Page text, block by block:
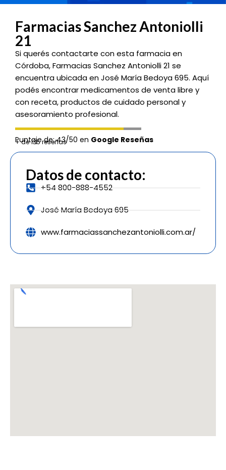
Farmacias Sanchez Antoniolli
21
Si querés contactarte con esta farmacia en
Córdoba, Farmacias Sanchez Antoniolli 21 se
encuentra ubicada en José María Bedoya 695. Aquí
podés encontrar medicamentos de venta libre y
con receta, productos de cuidado personal y
asesoramiento profesional.
Puntaje de: 43/50 en Google Reseñas
+ de 135 reseñas
Datos de contacto:
+54 800-888-4552
José María Bedoya 695
www.farmaciassanchezantoniolli.com.ar/